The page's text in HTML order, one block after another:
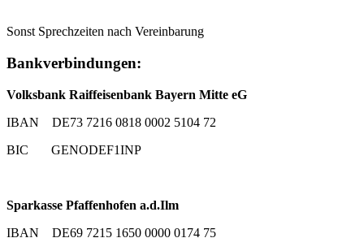
Sonst Sprechzeiten nach Vereinbarung
Bankverbindungen:
Volksbank Raiffeisenbank Bayern Mitte eG
IBAN DE73 7216 0818 0002 5104 72
BIC GENODEF1INP
Sparkasse Pfaffenhofen a.d.Ilm
IBAN DE69 7215 1650 0000 0174 75